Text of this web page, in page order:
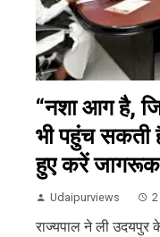
“नशा आग है,
भी पहुंच सकती
हुए करें
Udaipurviews
राज्यपाल ने ली उदयपुर